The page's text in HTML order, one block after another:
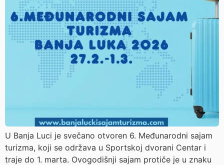
U Banja Luci je svečano otvoren 6. Međunarodni sajam
turizma, koji se održava u Sportskoj dvorani Centar i
traje do 1. marta. Ovogodišnji sajam protiče je u znaku